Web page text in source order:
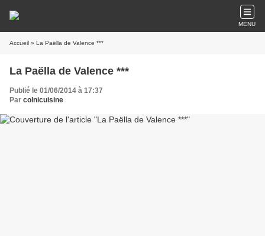
MENU
Accueil » La Paëlla de Valence ***
La Paëlla de Valence ***
Publié le 01/06/2014 à 17:37
Par colnicuisine